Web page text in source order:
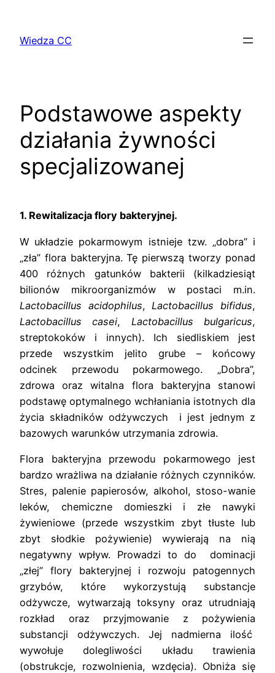
treściWiedza CC
Podstawowe aspekty
działania żywności
specjalizowanej
1. Rewitalizacja flory bakteryjnej.
W układzie pokarmowym istnieje tzw. „dobra” i
„zła” flora bakteryjna. Tę pierwszą tworzy ponad
400 różnych gatunków bakterii (kilkadziesiąt
bilionów mikroorganizmów w postaci m.in.
Lactobacillus acidophilus, Lactobacillus bifidus,
Lactobacillus casei, Lactobacillus bulgaricus,
streptokoków i innych). Ich siedliskiem jest
przede wszystkim jelito grube – końcowy
odcinek przewodu pokarmowego. „Dobra”,
zdrowa oraz witalna flora bakteryjna stanowi
podstawę optymalnego wchłaniania istotnych dla
życia składników odżywczych i jest jednym z
bazowych warunków utrzymania zdrowia.
Flora bakteryjna przewodu pokarmowego jest
bardzo wrażliwa na działanie różnych czynników.
Stres, palenie papierosów, alkohol, stoso-wanie
leków, chemiczne domieszki i złe nawyki
żywieniowe (przede wszystkim zbyt tłuste lub
zbyt słodkie pożywienie) wywierają na nią
negatywny wpływ. Prowadzi to do dominacji
„złej” flory bakteryjnej i rozwoju patogennych
grzybów, które wykorzystują substancje
odżywcze, wytwarzają toksyny oraz utrudniają
rozkład oraz przyjmowanie z pożywienia
substancji odżywczych. Jej nadmierna ilość
wywołuje dolegliwości układu trawienia
(obstrukcje, rozwolnienia, wzdęcia). Obniża się